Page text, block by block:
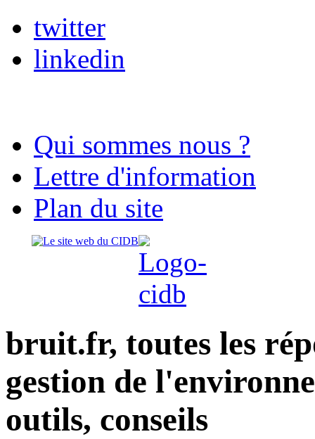
twitter
linkedin
Qui sommes nous ?
Lettre d'information
Plan du site
bruit.fr, toutes les
gestion de
outils, conseils